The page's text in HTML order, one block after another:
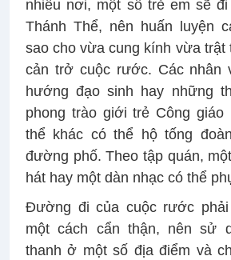
nhiều nơi, một số trẻ em sẽ
Thánh Thể, nên huấn luyện
sao cho vừa cung kính vừa trật
cản trở cuộc rước. Các nhân
hướng đạo sinh hay những
phong trào giới trẻ Công giáo
thể khác có thể hộ tống
đường phố. Theo tập quán,
hát hay một dàn nhạc có thể
Đường đi của cuộc rước
một cách cẩn thận, nên sử
thanh ở một số địa điểm và